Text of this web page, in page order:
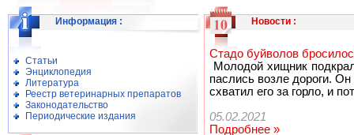
Информация :
Статьи
Энциклопедия
Литература
Реестр ветеринарных препаратов
Законодательство
Периодические издания
Новости:
Стадо буйволов
Молодой хищник
паслись возле дороги.
схватил его за горло, и
05.02.2021
Подробнее »